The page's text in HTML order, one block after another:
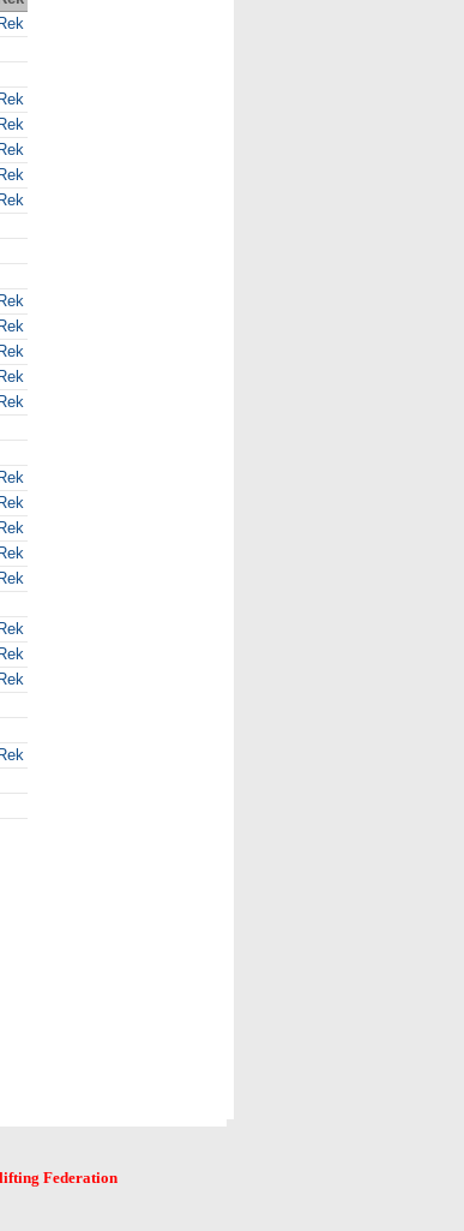
Rek
Rek
Rek
Rek
Rek
Rek
Rek
Rek
Rek
Rek
Rek
Rek
Rek
Rek
Rek
Rek
Rek
Rek
Rek
Rek
Federation